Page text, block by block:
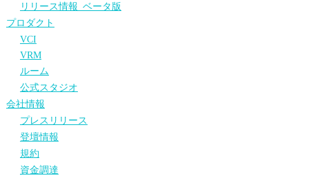
リリース情報_ベータ版
プロダクト
VCI
VRM
ルーム
公式スタジオ
会社情報
プレスリリース
登壇情報
規約
資金調達